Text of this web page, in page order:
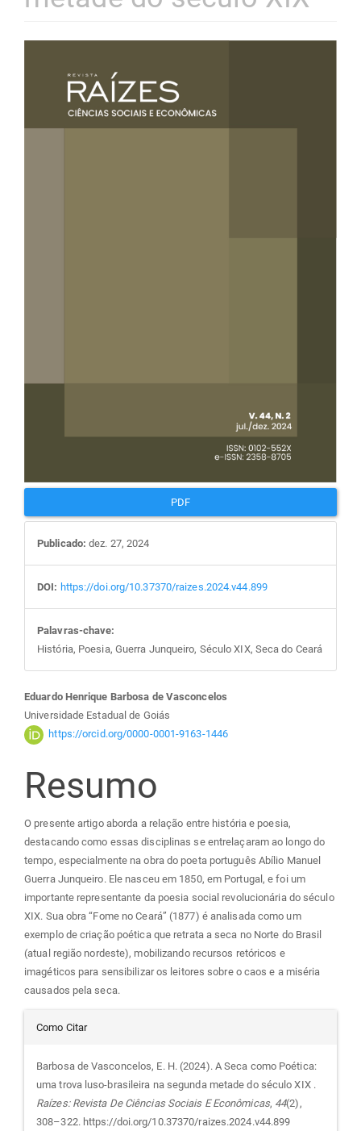
lateral
de
PDF
Publicado: dez. 27, 2024
DOI: https://doi.org/10.37370/raizes.2024.v44.899
Palavras-chave:
História, Poesia, Guerra Junqueiro, Século XIX, Seca do Ceará
Conteúdo
do
artigo
principal
Eduardo Henrique Barbosa de Vasconcelos
Universidade Estadual de Goiás
https://orcid.org/0000-0001-9163-1446
Resumo
O presente artigo aborda a relação entre história e poesia,
destacando como essas disciplinas se entrelaçaram ao longo do
tempo, especialmente na obra do poeta português Abílio Manuel
Guerra Junqueiro. Ele nasceu em 1850, em Portugal, e foi um
importante representante da poesia social revolucionária do século
XIX. Sua obra “Fome no Ceará” (1877) é analisada como um
exemplo de criação poética que retrata a seca no Norte do Brasil
(atual região nordeste), mobilizando recursos retóricos e
imagéticos para sensibilizar os leitores sobre o caos e a miséria
causados pela seca.
Detalhes
do
artigo
Como Citar
Barbosa de Vasconcelos, E. H. (2024). A Seca como Poética:
uma trova luso-brasileira na segunda metade do século XIX .
Raízes: Revista De Ciências Sociais E Econômicas, 44(2),
308–322. https://doi.org/10.37370/raizes.2024.v44.899